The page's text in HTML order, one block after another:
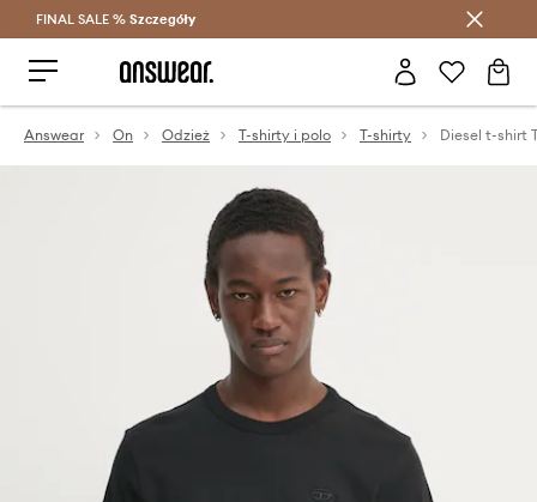
Oszczędzaj z Answear Club >
FINAL SALE % Szczegóły
Answear On Odzież T-shirty i polo T-shirty